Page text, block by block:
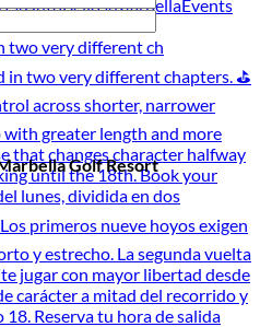
two very different ch
Golf Resort